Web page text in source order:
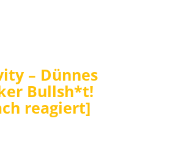
– Dünnes
Bullsh*t!
reagiert]